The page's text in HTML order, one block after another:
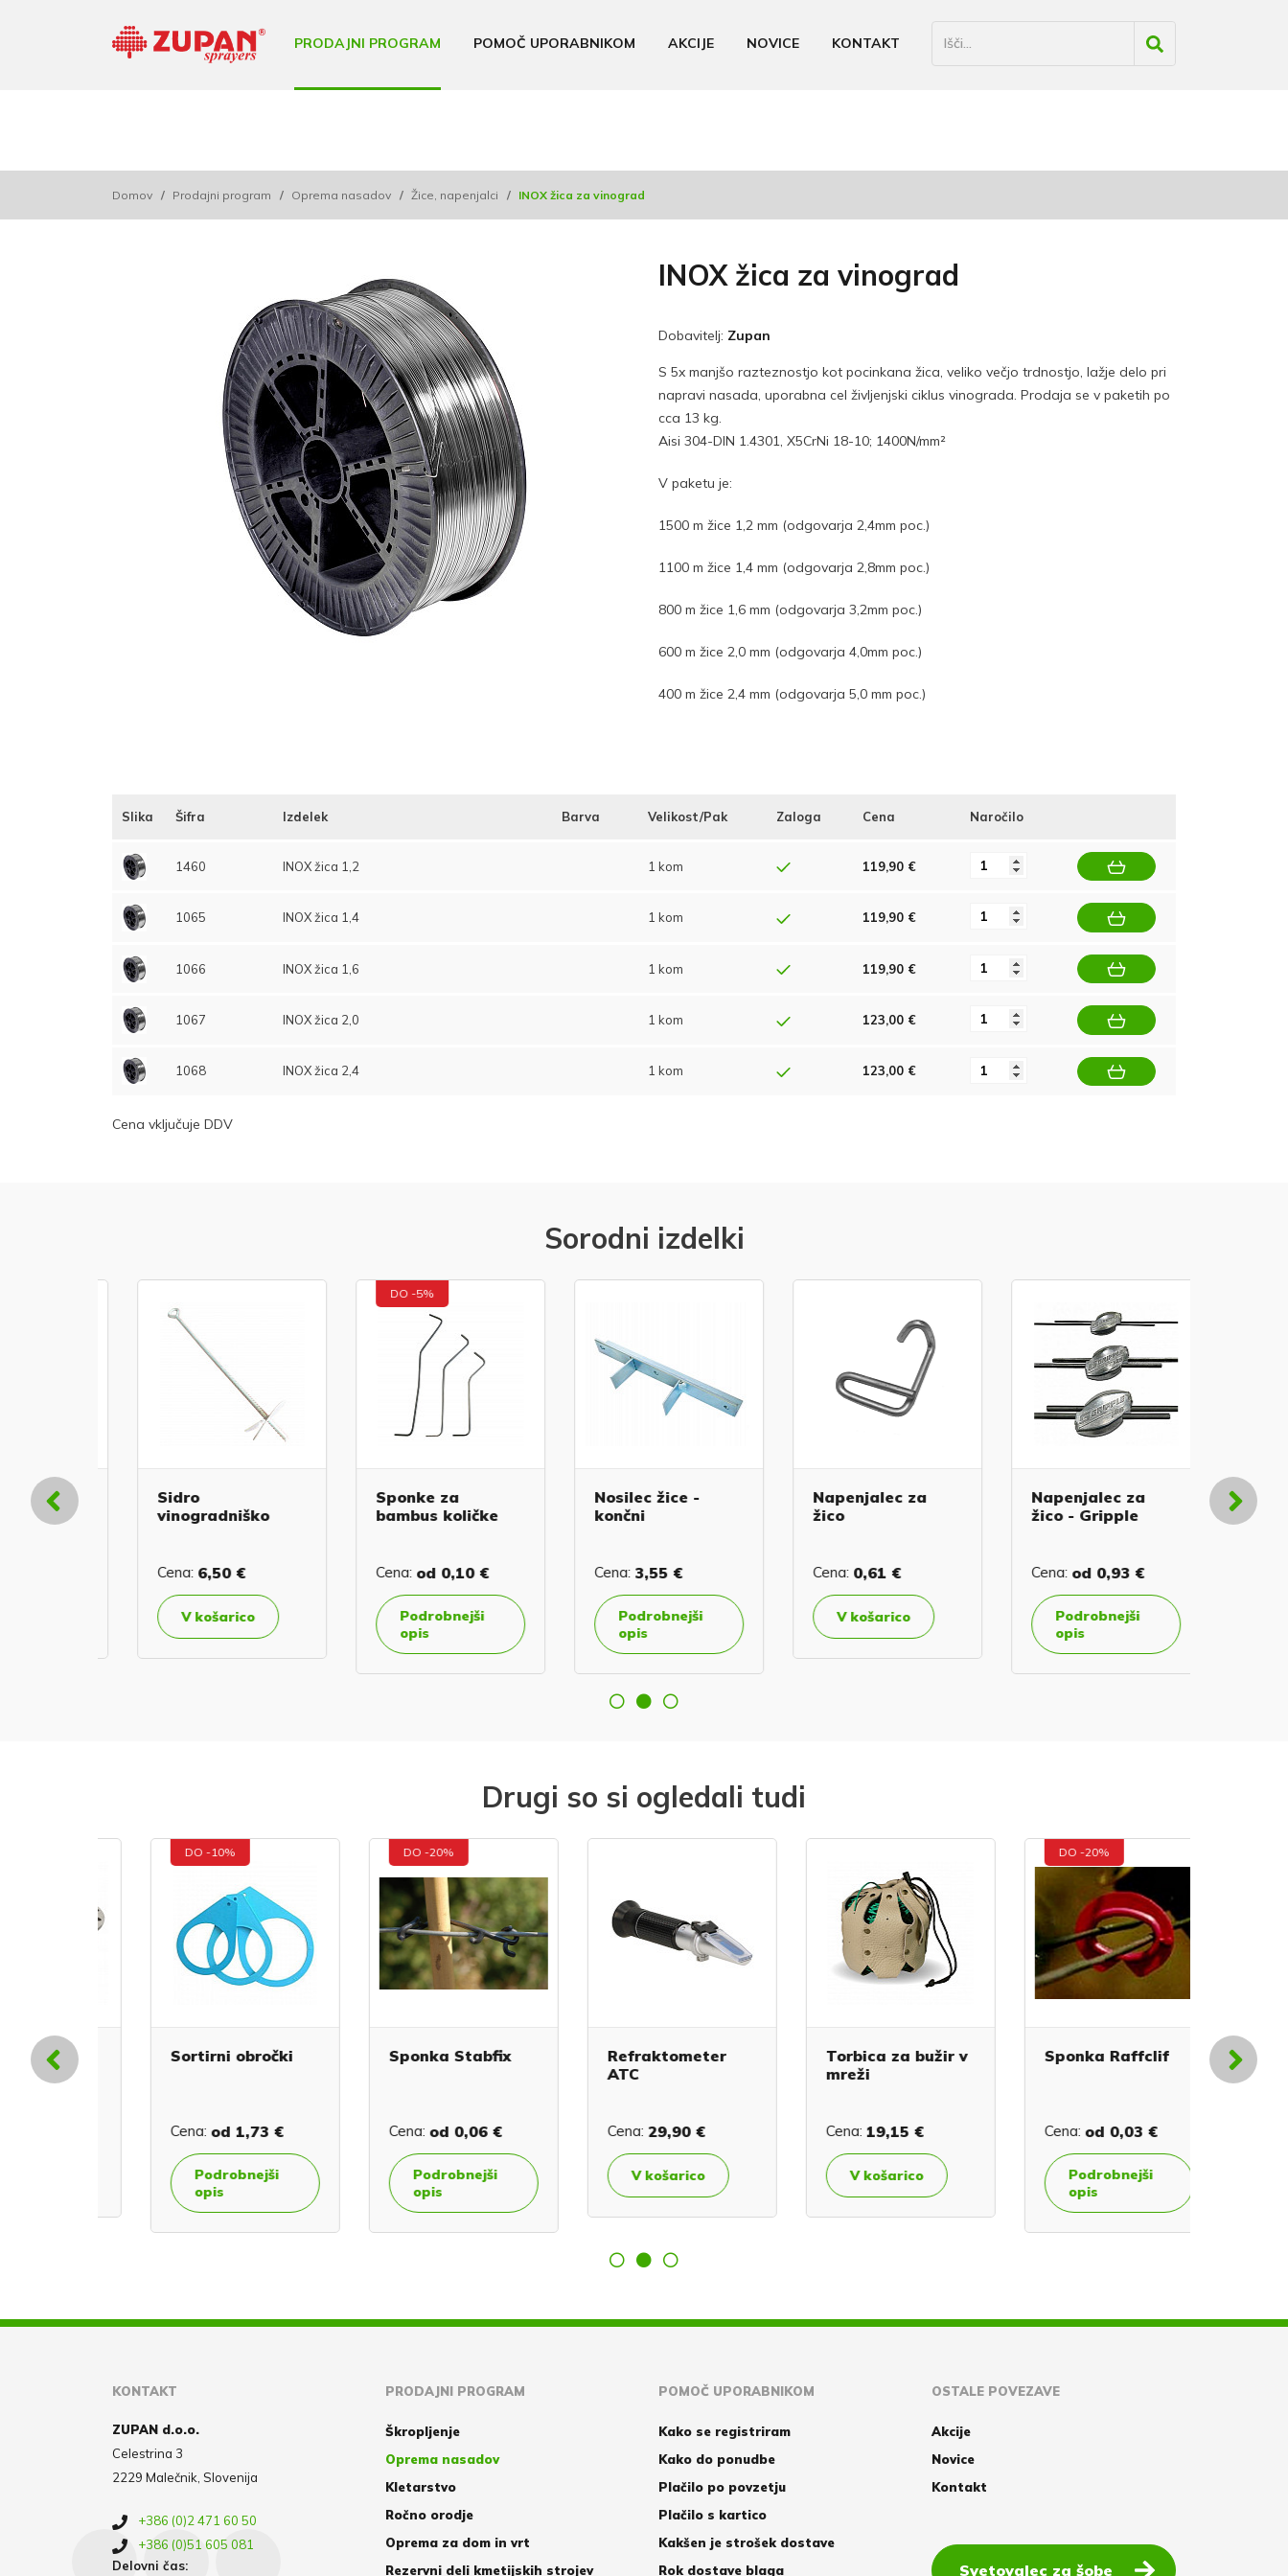
PRODAJNI PROGRAM POMOČ UPORABNIKOM AKCIJE NOVICE KONTAKT
Domov / Prodajni program / Oprema nasadov / Žice, napenjalci / INOX žica za vinograd
INOX žica za vinograd
Dobavitelj: Zupan
S 5x manjšo razteznostjo kot pocinkana žica, veliko večjo trdnostjo, lažje delo pri
napravi nasada, uporabna cel življenjski ciklus vinograda. Prodaja se v paketih po
cca 13 kg.
Aisi 304-DIN 1.4301, X5CrNi 18-10; 1400N/mm²
V paketu je:
1500 m žice 1,2 mm (odgovarja 2,4mm poc.)
1100 m žice 1,4 mm (odgovarja 2,8mm poc.)
800 m žice 1,6 mm (odgovarja 3,2mm poc.)
600 m žice 2,0 mm (odgovarja 4,0mm poc.)
400 m žice 2,4 mm (odgovarja 5,0 mm poc.)
Slika Šifra Izdelek Barva Velikost/Pak Zaloga Cena Naročilo
1460 INOX žica 1,2 1 kom 119,90 €
1065 INOX žica 1,4 1 kom 119,90 €
1066 INOX žica 1,6 1 kom 119,90 €
1067 INOX žica 2,0 1 kom 123,00 €
1068 INOX žica 2,4 1 kom 123,00 €
Cena vključuje DDV
Sorodni izdelki
Sidro
vinogradniško
Cena: 6,50 €
V košarico
DO -5%
Sponke za
bambus količke
Cena: od0,10 €
Podrobnejši
opis
Nosilec žice -
končni
Cena: 3,55 €
Podrobnejši
opis
Napenjalec za
žico
Cena: 0,61 €
V košarico
Napenjalec za
žico - Gripple
Cena: od0,93 €
Podrobnejši
opis
žico -
Drugi so si ogledali tudi
AL za
DO -10%
Sortirni obročki
od1,73 €
Podrobnejši
opis
DO -20%
Sponka Stabfix
od0,06 €
Podrobnejši
opis
Refraktometer
29,90 €
V košarico
Torbica za bužir v
mreži
19,15 €
V košarico
DO -20%
Sponka Raffclif
od0,03 €
Podrobnejši
opis
KONTAKT
ZUPAN d.o.o.
Celestrina 3
2229 Malečnik, Slovenija
+386 (0)2 471 60 50
+386 (0)51 605 081
Delovni čas:
PRODAJNI PROGRAM
Škropljenje
Oprema nasadov
Kletarstvo
Ročno orodje
Oprema za dom in vrt
Rezervni deli kmetijskih strojev
POMOČ UPORABNIKOM
Kako se registriram
Kako do ponudbe
Plačilo po povzetju
Plačilo s kartico
Kakšen je strošek dostave
Rok dostave blaga
OSTALE POVEZAVE
Akcije
Novice
Kontakt
Svetovalec za šobe